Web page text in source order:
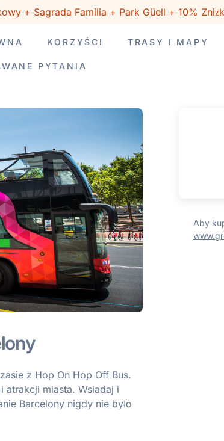
+ Sagrada Familia + Park Güell + 10%
KORZYŚCI TRASY I MAPY
PYTANIA
z Hop On Hop Off Bus.
atrakcji miasta. Wsiadaj i
Barcelony nigdy nie było
Aby